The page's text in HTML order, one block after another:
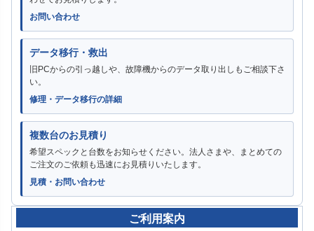
お問い合わせ
データ移行・救出
旧PCからの引っ越しや、故障機からのデータ取り出しもご相談下さ
い。
修理・データ移行の詳細
複数台のお見積り
希望スペックと台数をお知らせください。法人さまや、まとめての
ご注文のご依頼も迅速にお見積りいたします。
見積・お問い合わせ
ご利用案内